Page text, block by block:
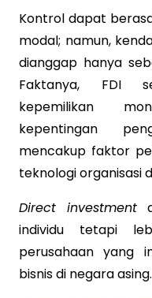
Kontrol dapat
modal; namun,
dianggap hanya
Faktanya, FDI
kepemilikan
kepentingan
mencakup faktor
teknologi organisasi
Direct investment
individu tetapi
perusahaan yang
bisnis di negara asing.